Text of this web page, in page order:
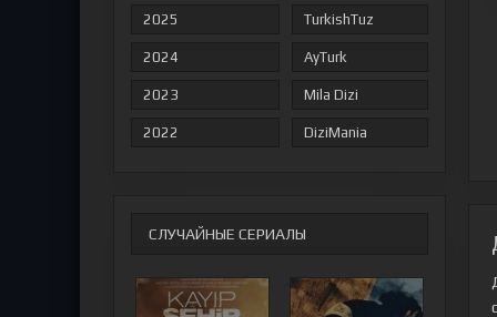
2025
2024
2023
2022
TurkishTuz
AyTurk
Mila Dizi
DiziMania
СЛУЧАЙНЫЕ СЕРИАЛЫ